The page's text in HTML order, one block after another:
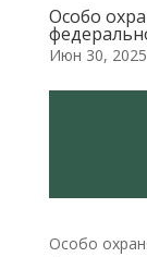
Особо
Июн 30, 2025
Особо